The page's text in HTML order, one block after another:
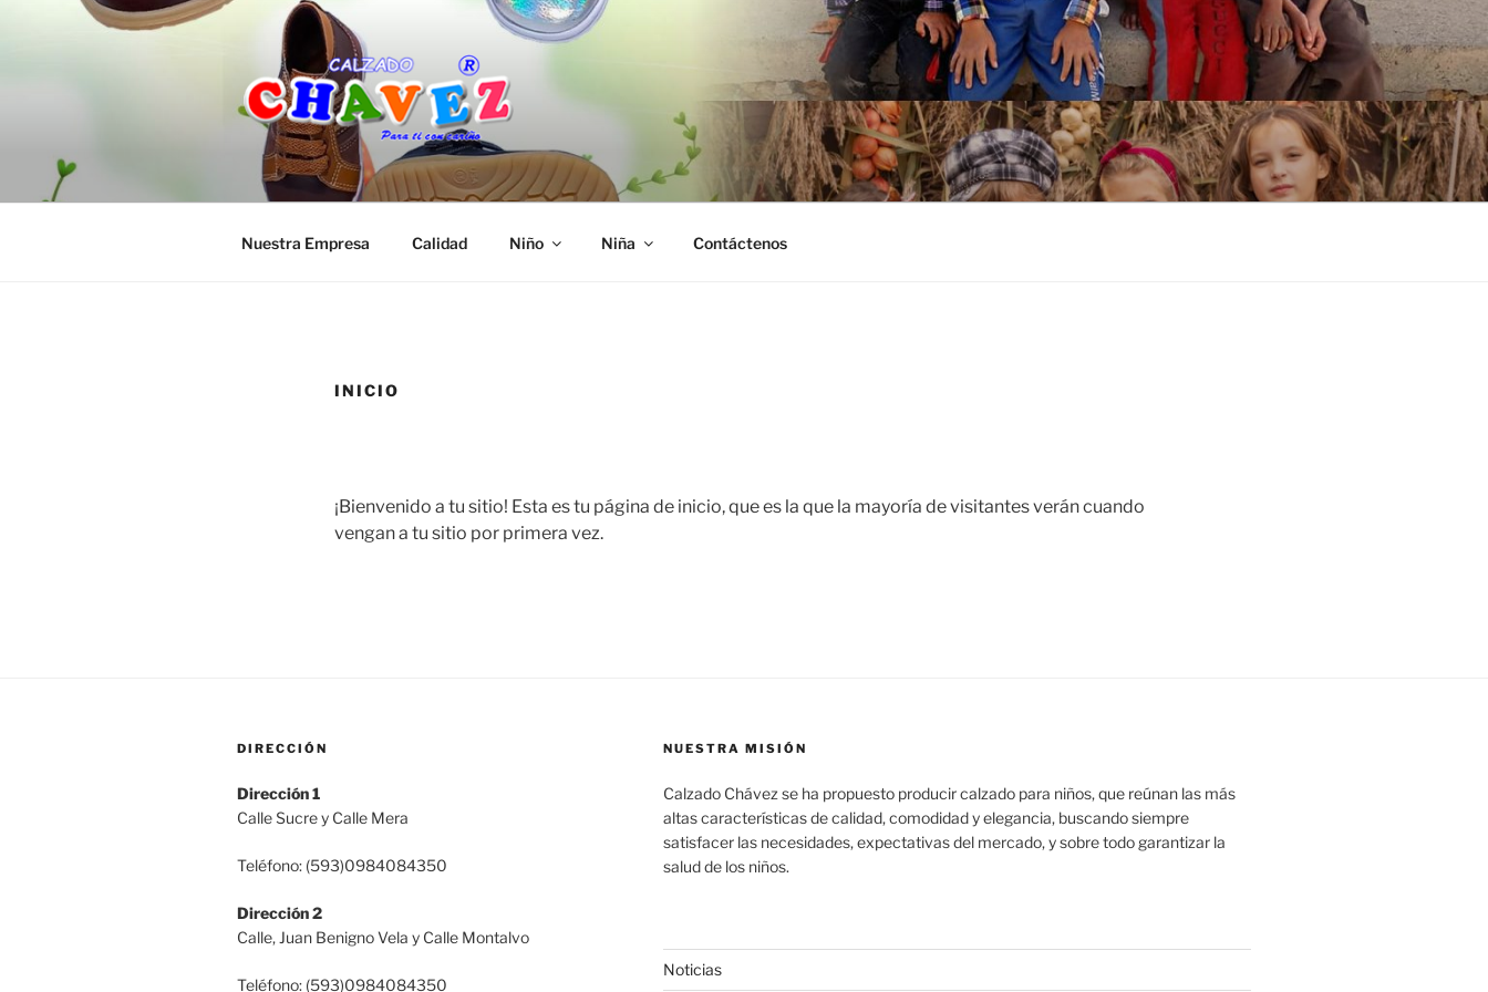
Nuestra Empresa Calidad Niño Niña Contáctenos
INICIO
¡Bienvenido a tu sitio! Esta es tu página de inicio, que es la que la mayoría de visitantes verán cuando
vengan a tu sitio por primera vez.
DIRECCIÓN
Dirección 1
Calle Sucre y Calle Mera
Teléfono: (593)0984084350
Dirección 2
Calle, Juan Benigno Vela y Calle Montalvo
Teléfono: (593)0984084350
NUESTRA MISIÓN
Calzado Chávez se ha propuesto producir calzado para niños, que reúnan las más
altas características de calidad, comodidad y elegancia, buscando siempre
satisfacer las necesidades, expectativas del mercado, y sobre todo garantizar la
salud de los niños.
Noticias